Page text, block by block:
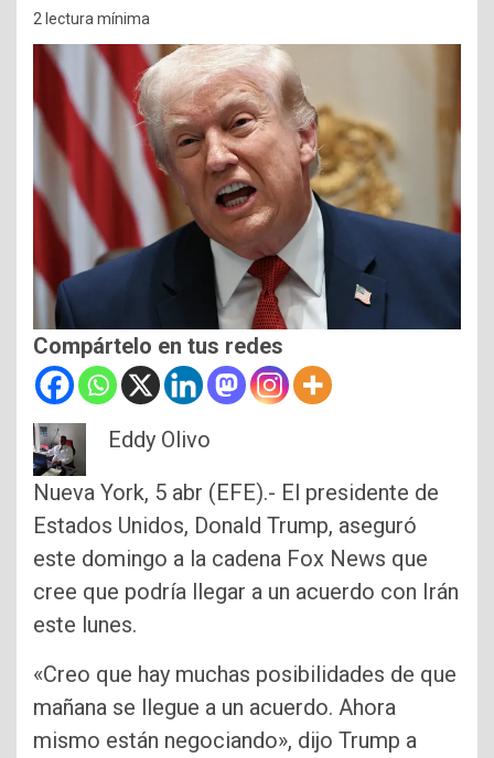
2 lectura mínima
Compártelo en tus redes
Eddy Olivo
Nueva York, 5 abr (EFE).- El presidente de
Estados Unidos, Donald Trump, aseguró
este domingo a la cadena Fox News que
cree que podría llegar a un acuerdo con Irán
este lunes.
«Creo que hay muchas posibilidades de que
mañana se llegue a un acuerdo. Ahora
mismo están negociando», dijo Trump a